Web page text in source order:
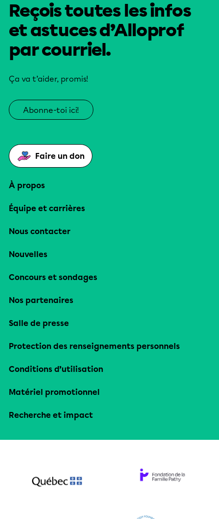
Reçois toutes les infos
et astuces d’Alloprof
par courriel.
Ça va t’aider, promis!
Abonne-toi ici!
Faire un don
À propos
Équipe et carrières
Nous contacter
Nouvelles
Concours et sondages
Nos partenaires
Salle de presse
Protection des renseignements personnels
Conditions d’utilisation
Matériel promotionnel
Recherche et impact